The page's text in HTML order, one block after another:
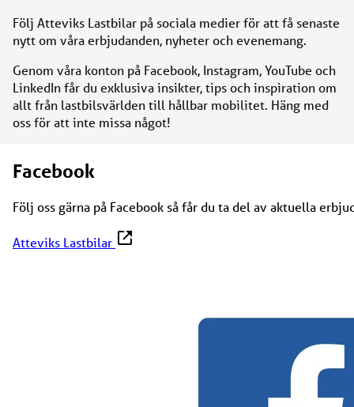
Följ Atteviks Lastbilar på sociala medier för att få senaste
nytt om våra erbjudanden, nyheter och evenemang.
Genom våra konton på Facebook, Instagram, YouTube och
LinkedIn får du exklusiva insikter, tips och inspiration om
allt från lastbilsvärlden till hållbar mobilitet. Häng med
oss för att inte missa något!
Facebook
Följ oss gärna på Facebook så får du ta del av aktuella
Atteviks Lastbilar